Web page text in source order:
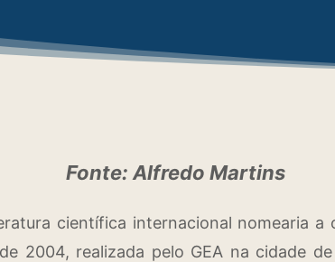
Fonte: Alfredo Martins
científica internacional nomearia
2004, realizada pelo GEA na cidade